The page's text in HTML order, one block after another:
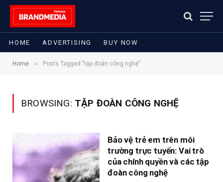
HOME ADVERTISING BUY NOW
Home » Posts Tagged "tập đoàn công nghệ"
BROWSING: TẬP ĐOÀN CÔNG NGHỆ
Bảo vệ trẻ em trên môi
trường trực tuyến: Vai trò
của chính quyền và các tập
đoàn công nghệ